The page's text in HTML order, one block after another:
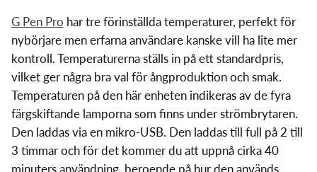
G Pen Pro har tre förinställda temperaturer, perfekt för
nybörjare men erfarna användare kanske vill ha lite mer
kontroll. Temperaturerna ställs in på ett standardpris,
vilket ger några bra val för ångproduktion och smak.
Temperaturen på den här enheten indikeras av de fyra
färgskiftande lamporna som finns under strömbrytaren.
Den laddas via en mikro-USB. Den laddas till full på 2 till
3 timmar och för det kommer du att uppnå cirka 40
minuters användning, beroende på hur den används.